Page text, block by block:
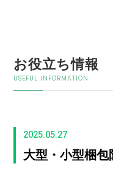
お役立ち情報
USEFUL INFORMATION
2025.05.27
大型・小型梱包